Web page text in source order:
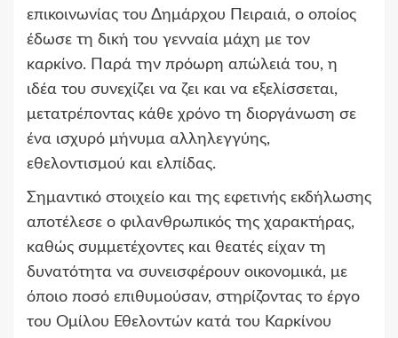
επικοινωνίας του Δημάρχου Πειραιά, ο οποίος
έδωσε τη δική του γενναία μάχη με τον
καρκίνο. Παρά την πρόωρη απώλειά του, η
ιδέα του συνεχίζει να ζει και να εξελίσσεται,
μετατρέποντας κάθε χρόνο τη διοργάνωση σε
ένα ισχυρό μήνυμα αλληλεγγύης,
εθελοντισμού και ελπίδας.
Σημαντικό στοιχείο και της εφετινής εκδήλωσης
αποτέλεσε ο φιλανθρωπικός της χαρακτήρας,
καθώς συμμετέχοντες και θεατές είχαν τη
δυνατότητα να συνεισφέρουν οικονομικά, με
όποιο ποσό επιθυμούσαν, στηρίζοντας το έργο
του Ομίλου Εθελοντών κατά του Καρκίνου